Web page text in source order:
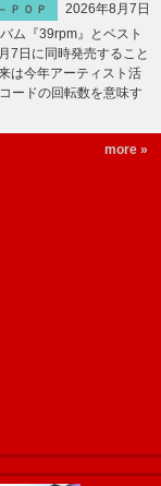
ＰＯＰ
2026年8月7日
ム『39rpm』とベスト
7日に同時発売すること
今年アーティスト活
ードの回転数を意味す
more »